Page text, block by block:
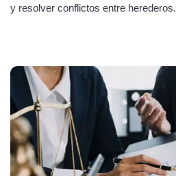
y resolver conflictos entre herederos.